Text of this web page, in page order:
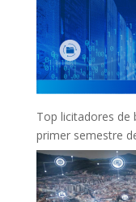
Top licitadores de
primer semestre